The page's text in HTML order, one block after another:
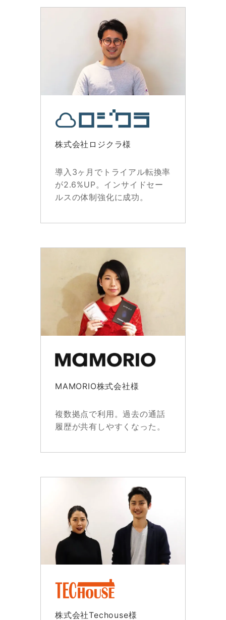
株式会社ロジクラ様
導入3ヶ月でトライアル転換率
が2.6%UP。インサイドセー
ルスの体制強化に成功。
MAMORIO株式会社様
複数拠点で利用。過去の通話
履歴が共有しやすくなった。
株式会社Techouse様